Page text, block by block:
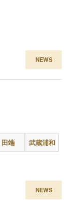
NEWS
田端 武蔵浦和
NEWS